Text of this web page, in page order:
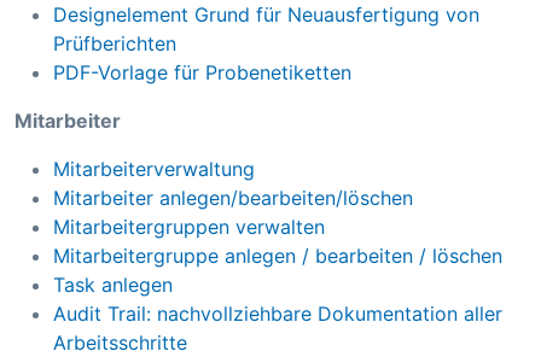
Designelement Grund für Neuausfertigung von
Prüfberichten
PDF-Vorlage für Probenetiketten
Mitarbeiter
Mitarbeiterverwaltung
Mitarbeiter anlegen/bearbeiten/löschen
Mitarbeitergruppen verwalten
Mitarbeitergruppe anlegen / bearbeiten / löschen
Task anlegen
Audit Trail: nachvollziehbare Dokumentation aller
Arbeitsschritte